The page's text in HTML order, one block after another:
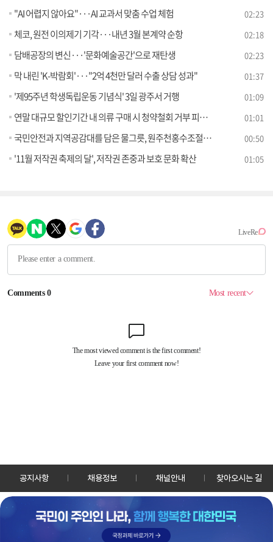
"AI 어렵지 않아요"···AI 교과서 맞춤 수업 체험 02:23
체코, 원전 이의제기 기각···내년 3월 본계약 순항 02:18
담배공장의 변신···'문화예술공간'으로 재탄생 02:23
막 내린 'K-박람회'···"2억 4천만 달러 수출 상담 성과" 01:37
'제95주년 학생독립운동 기념식' 3일 광주서 거행 01:09
연말 대규모 할인기간 내 의류 구매 시 청약철회 거부 피해 주의 01:01
국민안전과 지역공감대를 담은 물그릇, 원주천홍수조절댐 준공 00:50
'11월 저작권 축제의 달', 저작권 존중과 보호 문화 확산 01:05
공지사항 채용정보 채널안내 찾아오시는 길
30128 세종특별자치시 정부2청사로 13 한국정책방송원 KTV
TEL: 044-204-8000
Copyrightⓒ KTV 국민방송 All Rights Reserved.